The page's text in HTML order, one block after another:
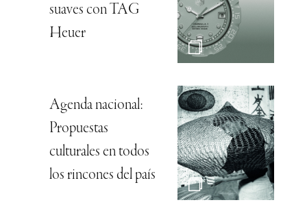
suaves con TAG
Heuer
Agenda nacional:
Propuestas
culturales en todos
los rincones del país